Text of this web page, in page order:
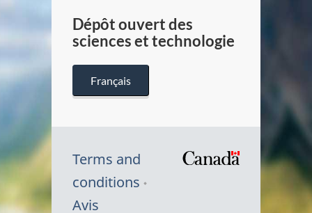
Dépôt ouvert des
sciences et technologie
Français
Terms and
conditions
Avis